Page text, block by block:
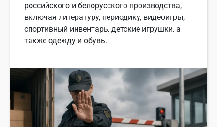
российского и белорусского производства,
включая литературу, периодику, видеоигры,
спортивный инвентарь, детские игрушки, а
также одежду и обувь.